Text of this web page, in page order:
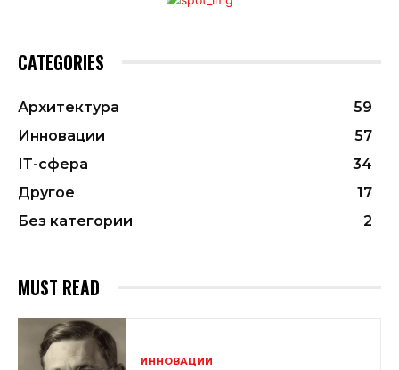
CATEGORIES
Архитектура
59
Инновации
57
ІТ-сфера
34
Другое
17
Без категории
2
MUST READ
ИННОВАЦИИ